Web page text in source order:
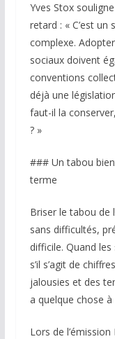
Yves Stox
retard : « C’est
complexe.
sociaux doivent
conventions
déjà une
faut-il la
? »
### Un tabou
terme
Briser le tabou de
sans difficultés,
difficile. Quand
s’il s’agit de
jalousies et des
a quelque chose à
Lors de